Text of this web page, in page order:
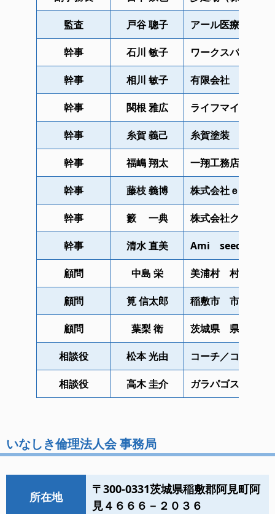
監査 戸谷 聰子 アール医療福祉専
幹事 石川 敏子 ワークスバナ
幹事 相川 敏子 有限会社 相企画
幹事 関根 雅広 ライフマイスタ＝
幹事 糸賀 義己 糸賀塗装
幹事 福嶋 翔太 一翔工務店
幹事 藤枝 義博 株式会社ｅｆ．ｍ
幹事 籔 一典 株式会社クラフト
幹事 清水 直美 Ami seed
顧問 中島 栄 美浦村 村長
顧問 筧 信太郎 稲敷市 市長
顧問 葉梨 衛 茨城県 県議会議
相談役 松本 光由 コーチ／コンサル
相談役 高木 圭介 ガラパゴス工房
いなしき倫理法人会 事務局
所在地
〒300-0331茨城県稲敷郡阿見町阿
見４６６６－２０３６